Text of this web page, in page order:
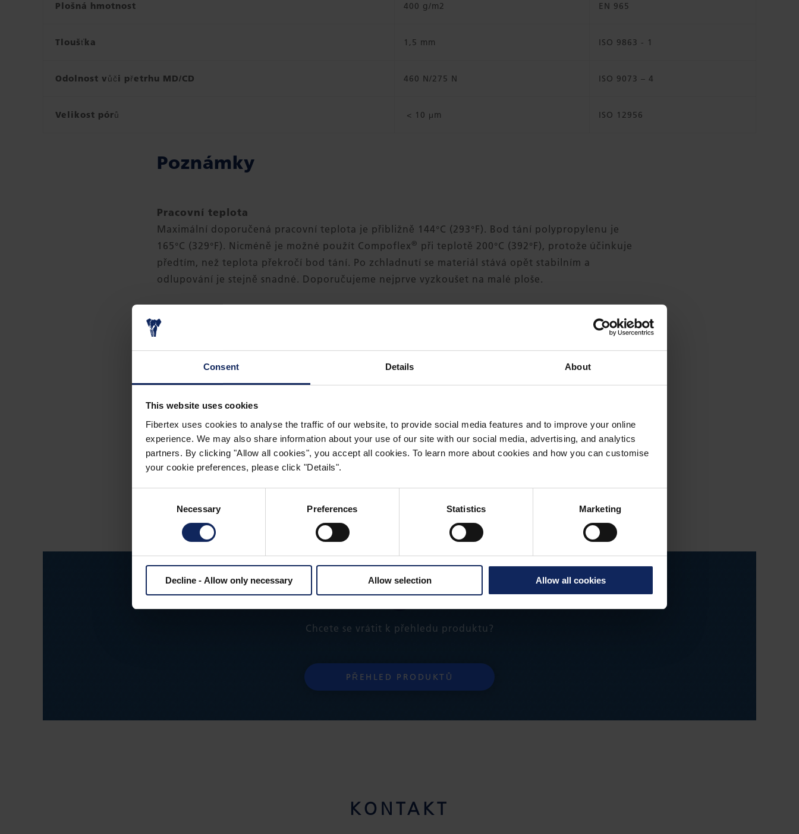
Consent Details About
This website uses cookies
Fibertex uses cookies to analyse the traffic of our website, to provide social media features and to improve your online
experience. We may also share information about your use of our site with our social media, advertising, and analytics
partners. By clicking "Allow all cookies", you accept all cookies. To learn more about cookies and how you can customise
your cookie preferences, please click "Details".
Necessary Preferences Statistics Marketing
Decline - Allow only necessary Allow selection Allow all cookies
Plošná hmotnost 400 g/m2 EN 965
Tloušťka 1,5 mm ISO 9863 - 1
Odolnost vůči přetrhu MD/CD 460 N/275 N ISO 9073 – 4
Velikost pórů < 10 μm ISO 12956
Poznámky
Pracovní teplota
Maximální doporučená pracovní teplota je přibližně 144°C (293°F). Bod tání polypropylenu je
165°C (329°F). Nicméně je možné použít Compoflex ® při teplotě 200°C (392°F), protože účinkuje
předtím, než teplota překročí bod tání. Po zchladnutí se materiál stává opět stabilním a
odlupování je stejně snadné. Doporučujeme nejprve vyzkoušet na malé ploše.
MD = Podélný směr
Rozměry
Balení: 9 rolí na paletě; každá role v průhledné fólii
Role lze řezat na maximální možnou šířku 4,5 m
Chcete se vrátit k přehledu produktu?
PŘEHLED PRODUKTŮ
KONTAKT